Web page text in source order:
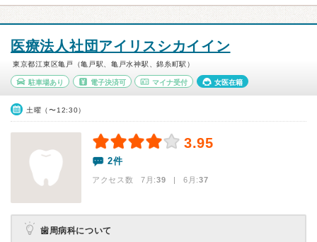
医療法人社団アイリスシカイイン
東京都江東区亀戸（亀戸駅、亀戸水神駅、錦糸町駅）
駐車場あり 電子決済可 マイナ受付 女医在籍
土曜（〜12:30）
3.95
2件
アクセス数 7月:39 | 6月:37
歯周病科について